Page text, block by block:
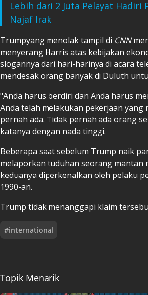
Lebih dari 2 Juta Pelayat Hadiri
Najaf Irak
Trumpyang menolak tampil di CNN
menyerang Harris atas kebijakan
slogannya dari hari-harinya di acara
mendesak orang banyak di Duluth
"Anda harus berdiri dan Anda harus
Anda telah melakukan pekerjaan
pernah ada. Tidak pernah ada orang
katanya dengan nada tinggi.
Beberapa saat sebelum Trump naik
melaporkan tuduhan seorang mantan
keduanya diperkenalkan oleh pelaku
1990-an.
Trump tidak menanggapi klaim
#international
Topik Menarik